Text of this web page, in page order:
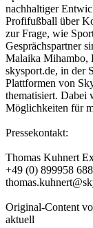
nachhaltiger
Profifußball über
zur Frage, wie
Gesprächspartner
Malaika Mihambo,
skysport.de, in der
Plattformen von
thematisiert. Dabei
Möglichkeiten für
Pressekontakt:
Thomas Kuhnert
+49 (0) 899958
Original-Content
aktuell